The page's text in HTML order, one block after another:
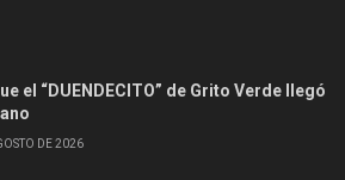
el “DUENDECITO” de Grito Verde llegó
DE 2026